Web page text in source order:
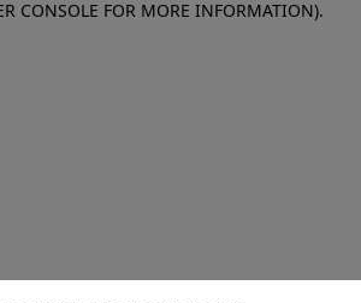
CONSOLE FOR MORE INFORMATION).